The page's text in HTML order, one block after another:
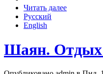
Читать далее
Русский
English
Шаян.